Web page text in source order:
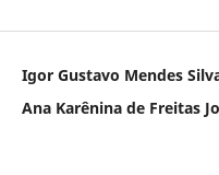
Igor Gustavo Mendes
Ana Karênina de Freitas